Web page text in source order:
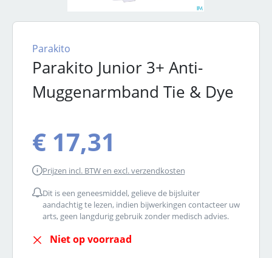
Parakito Junior 3+ Anti-
Muggenarmband Tie & Dye
Parakito
Normale prijs:
€ 17,31
Prijzen incl. BTW en excl. verzendkosten
Dit is een geneesmiddel, gelieve de bijsluiter
aandachtig te lezen, indien bijwerkingen contacteer uw
arts, geen langdurig gebruik zonder medisch advies.
Niet op voorraad